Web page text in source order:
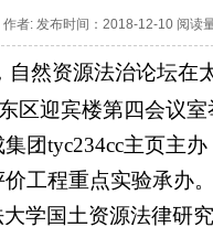
作者: 发布时间：2018-12-10 阅读
自然资源法治论坛在
区迎宾楼第四会议
团tyc234cc主页主
工程重点实验承办。
学国土资源法律研